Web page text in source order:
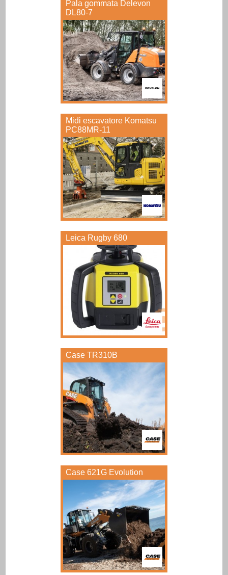
Pala gommata Delevon
DL80-7
Midi escavatore Komatsu
PC88MR-11
Leica Rugby 680
Case TR310B
Case 621G Evolution